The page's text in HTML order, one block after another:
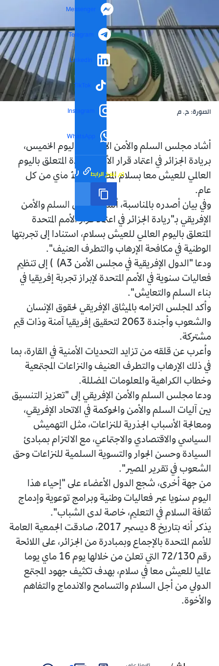
Messenger
Telegram
LinkedIn
TikTok
Instagram
WhatsApp
رابط مختصر تم نسخ الرابط
الصورة: ح. م
أشاد مجلس السلم والأمن الإفريقي، اليوم الخميس،
بريادة الجزائر في اعتماد قرار الأمم المتحدة المتعلق باليوم
العالمي للعيش معا بسلام المصادف لـ16 ماي من كل
عام.
وفي بيان أصدره بالمناسبة، أشاد مجلس السلم والأمن
الإفريقي بـ"ريادة الجزائر في اعتماد قرار الأمم المتحدة
المتعلق باليوم العالمي للعيش بسلام، استنادا إلى تجربتها
الوطنية في مكافحة الإرهاب والتطرف العنيف".
ودعا "الدول الإفريقية في مجلس الأمن A3) ) إلى تنظيم
فعاليات سنوية في الأمم المتحدة لإبراز تجربة إفريقيا في
بناء السلم والتعايش".
وأكد المجلس التزامه بالميثاق الإفريقي لحقوق الإنسان
والشعوب وأجندة 2063 لتحقيق إفريقيا آمنة وذات قيم
مشتركة.
وأعرب عن قلقه من تزايد التحديات الأمنية في القارة، بما
في ذلك الإرهاب والتطرف العنيف والنزاعات المجتمعية
وخطاب الكراهية والمعلومات المضللة.
ودعا مجلس السلم والأمن الإفريقي إلى "تعزيز التنسيق
بين آليات السلم والأمن والحوكمة في الاتحاد الإفريقي،
ومعالجة الأسباب الجذرية للنزاعات، مثل التهميش
السياسي والاقتصادي والاجتماعي، مع الالتزام بمبادئ
السيادة وحسن الجوار والتسوية السلمية للنزاعات وحق
الشعوب في تقرير المصير".
من جهة أخرى، شجع الدول الأعضاء على "إحياء هذا
اليوم سنويا عبر فعاليات وطنية وبرامج توعوية وإدماج
ثقافة السلام في التعليم، خاصة لدى الشباب".
يذكر أنه بتاريخ 8 ديسمبر 2017، صادقت الجمعية العامة
للأمم المتحدة بالإجماع وبمبادرة من الجزائر، على اللائحة
رقم 72/130 التي تعلن من خلالها يوم 16 ماي يوما
عالميا للعيش معا في سلام، بهدف تكثيف جهود المجتمع
الدولي من أجل السلام والتسامح والاندماج والتفاهم
والأخوة.